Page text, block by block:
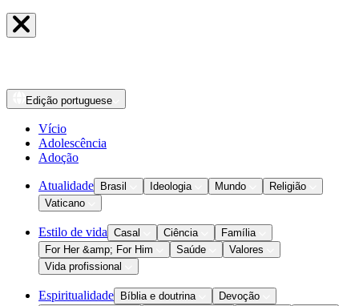
Edição portuguese
Vício
Adolescência
Adoção
Atualidade Brasil Ideologia Mundo
Religião
Vaticano
Estilo de vida Casal Ciência
Família
For Her &amp; For Him
Saúde
Valores
Vida profissional
Espiritualidade Bíblia e doutrina
Devoção